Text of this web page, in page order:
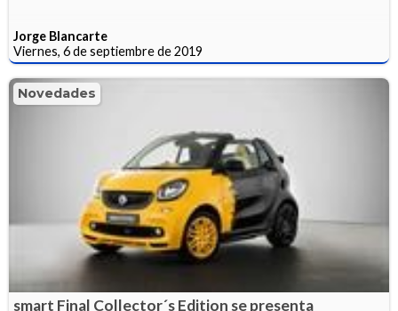
Jorge Blancarte
Viernes, 6 de septiembre de 2019
Novedades
smart Final Collector´s Edition se presenta